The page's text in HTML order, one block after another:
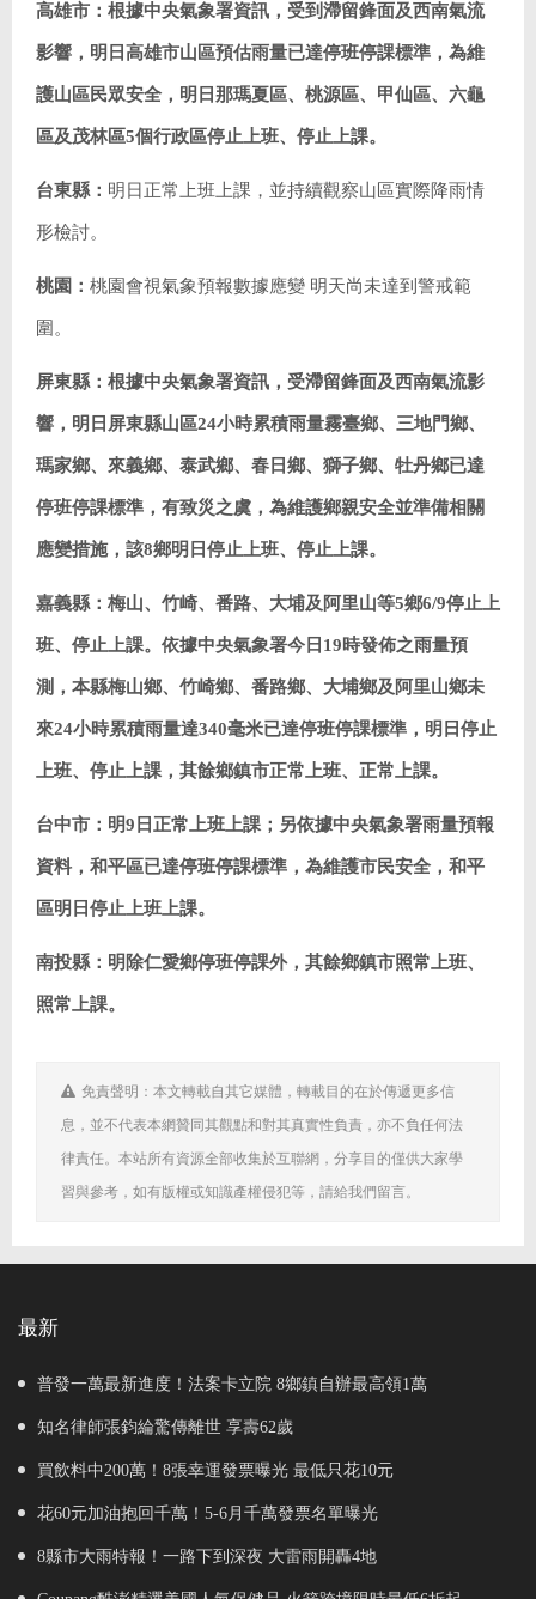
高雄市：根據中央氣象署資訊，受到滯留鋒面及西南氣流
影響，明日高雄市山區預估雨量已達停班停課標準，為維
護山區民眾安全，明日那瑪夏區、桃源區、甲仙區、六龜
區及茂林區5個行政區停止上班、停止上課。
台東縣： 明日正常上班上課，並持續觀察山區實際降雨情
形檢討。
桃園： 桃園會視氣象預報數據應變 明天尚未達到警戒範
圍。
屏東縣：根據中央氣象署資訊，受滯留鋒面及西南氣流影
響，明日屏東縣山區24小時累積雨量霧臺鄉、三地門鄉、
瑪家鄉、來義鄉、泰武鄉、春日鄉、獅子鄉、牡丹鄉已達
停班停課標準，有致災之虞，為維護鄉親安全並準備相關
應變措施，該8鄉明日停止上班、停止上課。
嘉義縣：梅山、竹崎、番路、大埔及阿里山等5鄉6/9停止上
班、停止上課。 依據中央氣象署今日19時發佈之雨量預
測，本縣梅山鄉、竹崎鄉、番路鄉、大埔鄉及阿里山鄉未
來24小時累積雨量達340毫米已達停班停課標準，明日停止
上班、停止上課，其餘鄉鎮市正常上班、正常上課。
台中市：明9日正常上班上課；另依據中央氣象署雨量預報
資料，和平區已達停班停課標準，為維護市民安全，和平
區明日停止上班上課。
南投縣：明除仁愛鄉停班停課外，其餘鄉鎮市照常上班、
照常上課。
免責聲明：本文轉載自其它媒體，轉載目的在於傳遞更多信
息，並不代表本網贊同其觀點和對其真實性負責，亦不負任何法
律責任。本站所有資源全部收集於互聯網，分享目的僅供大家學
習與參考，如有版權或知識產權侵犯等，請給我們留言。
最新
普發一萬最新進度！法案卡立院 8鄉鎮自辦最高領1萬
知名律師張鈞綸驚傳離世 享壽62歲
買飲料中200萬！8張幸運發票曝光 最低只花10元
花60元加油抱回千萬！5-6月千萬發票名單曝光
8縣市大雨特報！一路下到深夜 大雷雨開轟4地